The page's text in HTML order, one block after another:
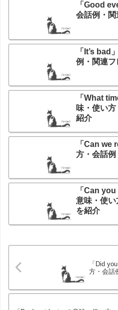
「Good
会話例・
「It’s bad
例・関連
「What
味・使い
紹介
「Can we
方・会話
「Can
意味・使
を紹介
「Did
方・会話